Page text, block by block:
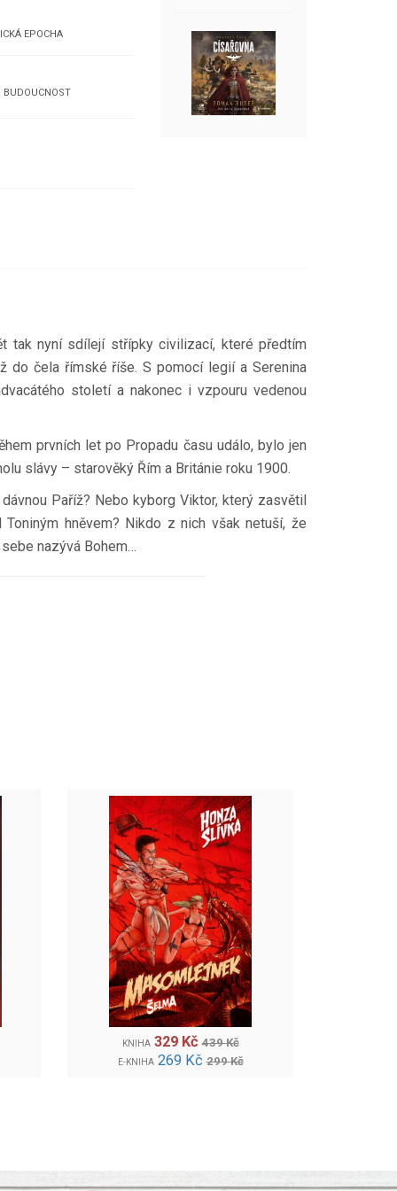
EPOCHA
BUDOUCNOST
tak nyní sdílejí střípky civilizací, které předtím
do čela římské říše. S pomocí legií a Serenina
století a nakonec i vzpouru vedenou
prvních let po Propadu času událo, bylo jen
slávy – starověký Řím a Británie roku 1900.
Paříž? Nebo kyborg Viktor, který zasvětil
hněvem? Nikdo z nich však netuší, že
nazývá Bohem…
KNIHA 329 Kč 439 Kč
E-KNIHA 269 Kč 299 Kč